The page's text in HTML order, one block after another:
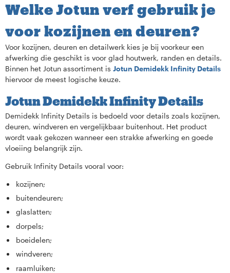
Welke Jotun verf gebruik je
voor kozijnen en deuren?
Voor kozijnen, deuren en detailwerk kies je bij voorkeur een
afwerking die geschikt is voor glad houtwerk, randen en details.
Binnen het Jotun assortiment is Jotun Demidekk Infinity Details
hiervoor de meest logische keuze.
Jotun Demidekk Infinity Details
Demidekk Infinity Details is bedoeld voor details zoals kozijnen,
deuren, windveren en vergelijkbaar buitenhout. Het product
wordt vaak gekozen wanneer een strakke afwerking en goede
vloeiing belangrijk zijn.
Gebruik Infinity Details vooral voor:
kozijnen;
buitendeuren;
glaslatten;
dorpels;
boeidelen;
windveren;
raamluiken;